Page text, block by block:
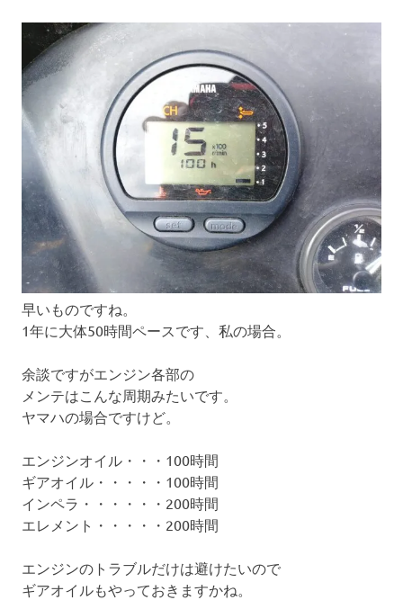
早いものですね。
1年に大体50時間ペースです、私の場合。
余談ですがエンジン各部の
メンテはこんな周期みたいです。
ヤマハの場合ですけど。
エンジンオイル・・・100時間
ギアオイル・・・・・100時間
インペラ・・・・・・200時間
エレメント・・・・・200時間
エンジンのトラブルだけは避けたいので
ギアオイルもやっておきますかね。